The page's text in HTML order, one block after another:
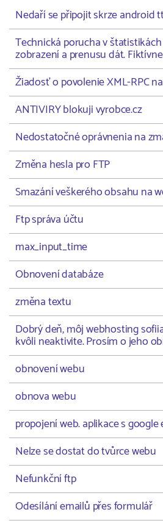
Nedaří se připojit skrze android
Technická porucha v
zobrazení a prenusu dát.
Žiadosť o povolenie XML-RPC
ANTIVIRY blokuji vyrobce.cz
Nedostatočné oprávnenia na
Změna hesla pro FTP
Smazání veškerého obsahu na
Ftp správa účtu
max_input_time
Obnovení databáze
změna textu
Dobrý deň, môj webhosting
kvôli neaktivite. Prosím o jeho
obnovení webu
obnova webu
propojení web. aplikace s google
Nelze se dostat do tvůrce webu
Nefunkční ftp
Odesílání emailů přes formulář